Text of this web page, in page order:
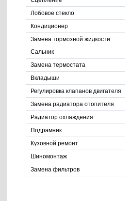
Лобовое стекло
Кондиционер
Замена тормозной жидкости
Сальник
Замена термостата
Вкладыши
Регулировка клапанов двигателя
Замена радиатора отопителя
Радиатор охлаждения
Подрамник
Кузовной ремонт
Шиномонтаж
Замена фильтров